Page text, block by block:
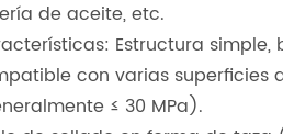
de aceite, etc.
Estructura
con varias superficies
≤ 30 MPa).